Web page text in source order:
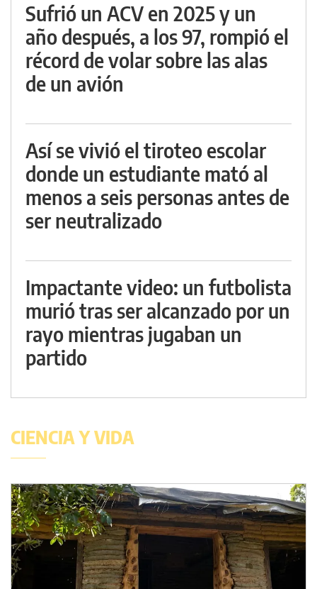
Sufrió un ACV en 2025 y un
año después, a los 97, rompió el
récord de volar sobre las alas
de un avión
Así se vivió el tiroteo escolar
donde un estudiante mató al
menos a seis personas antes de
ser neutralizado
Impactante video: un futbolista
murió tras ser alcanzado por un
rayo mientras jugaban un
partido
CIENCIA Y VIDA